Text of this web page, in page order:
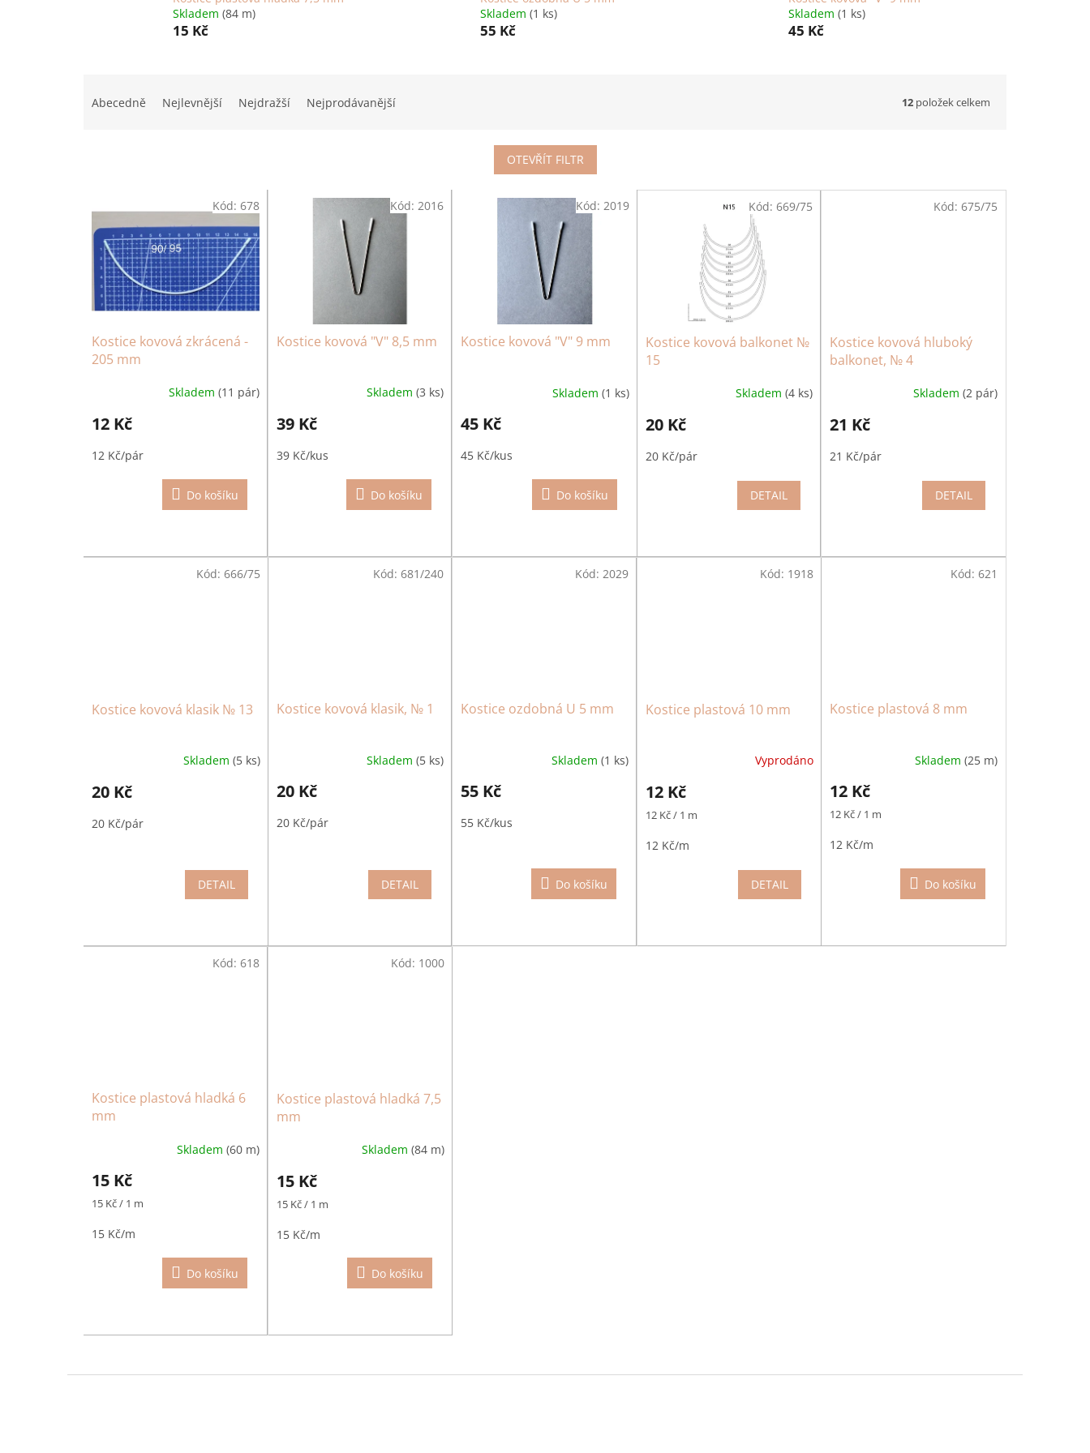
Skladem (84 m)
15 Kč
Skladem(1 ks)
55 Kč
Skladem (1 ks)
45 Kč
ů
Abecedně Nejlevnější Nejdražší Nejprodávanější 12 položek celkem
OTEVŘÍT FILTR
u
Kostice kovová zkrácená -
205 mm
Skladem (11 pár)
12 Kč
Do košíku
12 Kč/pár
Kód: 678
Kostice kovová "V" 8,5 mm
Skladem(3 ks)
39 Kč
Do košíku
39 Kč/kus
Kód:2016
Kostice kovová "V" 9 mm
Skladem (1 ks)
45 Kč
Do košíku
45 Kč/kus
Kód: 2019
Kostice kovová balkonet №
15
Skladem(4 ks)
20 Kč
DETAIL
20 Kč/pár
Kód:669/75
Kostice kovová hluboký
balkonet, № 4
Skladem (2 pár)
21 Kč
DETAIL
21 Kč/pár
Kód: 675/75
Kostice kovová klasik № 13
Skladem (5 ks)
20 Kč
DETAIL
20 Kč/pár
Kód: 666/75
Kostice kovová klasik, № 1
Skladem(5 ks)
20 Kč
DETAIL
20 Kč/pár
Kód:681/240
Kostice ozdobná U 5 mm
Skladem (1 ks)
55 Kč
Do košíku
55 Kč/kus
Kód: 2029
Kostice plastová 10 mm
Vyprodáno
12 Kč
Měrná
12 Kč / 1 m
DETAIL
12 Kč/m
Kód: 1918
Kostice plastová 8 mm
Skladem (25 m)
12 Kč
Měrná
12 Kč / 1 m
Do košíku
12 Kč/m
Kód: 621
Kostice plastová hladká 6
mm
Skladem (60 m)
15 Kč
Měrná
15 Kč / 1 m
Do košíku
15 Kč/m
Kód: 618
Kostice plastová hladká 7,5
mm
Skladem(84 m)
15 Kč
Měrná
15 Kč / 1 m
Do košíku
15 Kč/m
Kód: 1000
v